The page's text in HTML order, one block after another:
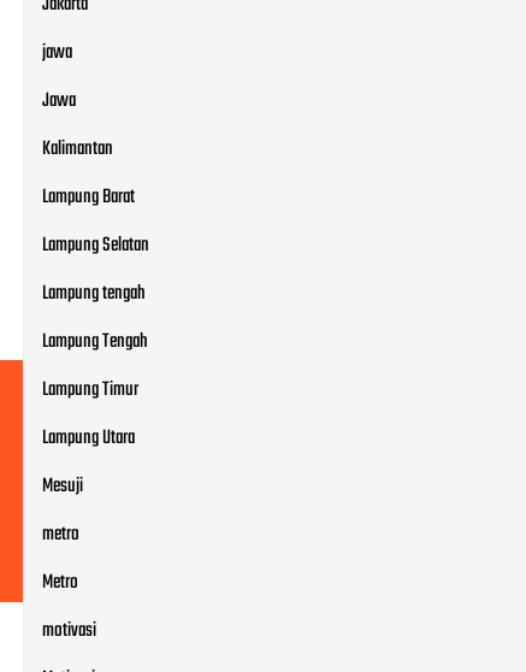
jawa
Jawa
Kalimantan
Lampung Barat
Lampung Selatan
Lampung tengah
Lampung Tengah
Lampung Timur
Lampung Utara
Mesuji
metro
Metro
motivasi